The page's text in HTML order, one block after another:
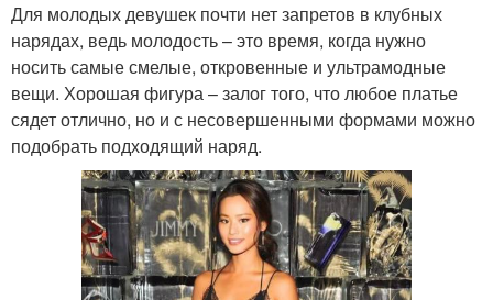
Для молодых девушек почти нет запретов в клубных
нарядах, ведь молодость – это время, когда нужно
носить самые смелые, откровенные и ультрамодные
вещи. Хорошая фигура – залог того, что любое платье
сядет отлично, но и с несовершенными формами можно
подобрать подходящий наряд.